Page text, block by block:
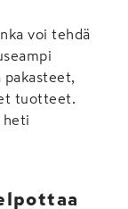
voi tehdä
tuotteet.
heti